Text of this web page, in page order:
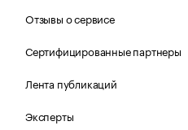
Отзывы о сервисе
Сертифицированные партнеры
Лента публикаций
Эксперты